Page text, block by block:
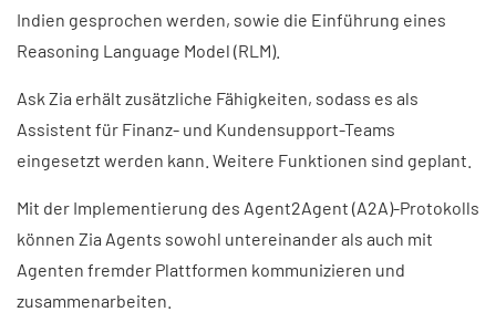
Indien gesprochen werden, sowie die Einführung eines
Reasoning Language Model (RLM).
Ask Zia erhält zusätzliche Fähigkeiten, sodass es als
Assistent für Finanz- und Kundensupport-Teams
eingesetzt werden kann. Weitere Funktionen sind geplant.
Mit der Implementierung des Agent2Agent (A2A)-Protokolls
können Zia Agents sowohl untereinander als auch mit
Agenten fremder Plattformen kommunizieren und
zusammenarbeiten.